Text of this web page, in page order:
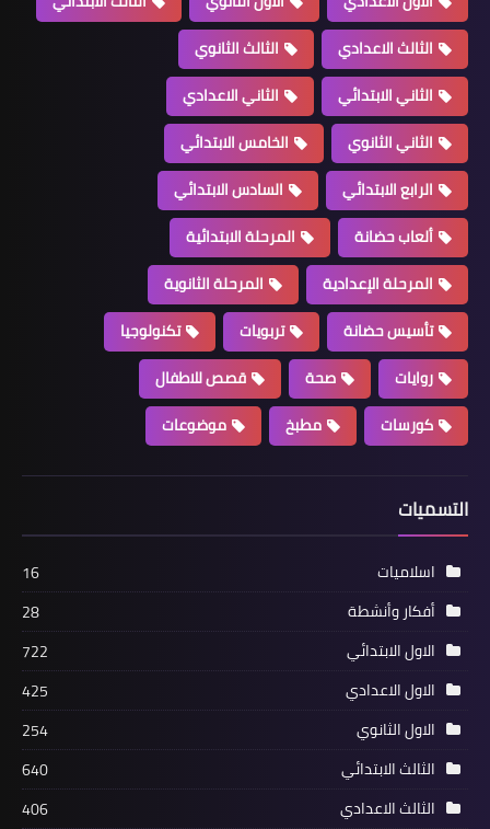
الثالث الاعدادي
الثالث الثانوي
الثاني الابتدائي
الثاني الاعدادي
الثاني الثانوي
الخامس الابتدائي
الرابع الابتدائي
السادس الابتدائي
ألعاب حضانة
المرحلة الابتدائية
المرحلة الإعدادية
المرحلة الثانوية
تأسيس حضانة
تربويات
تكنولوجيا
روايات
صحة
قصص للاطفال
كورسات
مطبخ موضوعات
التسميات
اسلاميات
16
أفكار وأنشطة
28
الاول الابتدائي
722
الاول الاعدادي
425
الاول الثانوي
254
الثالث الابتدائي
640
الثالث الاعدادي
406